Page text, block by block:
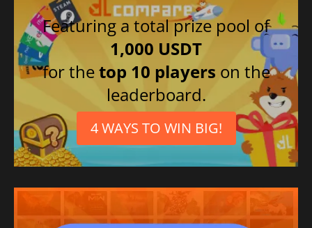
Featuring a total prize pool of
1,000 USDT
for thetop 10 players on the
leaderboard.
4 WAYS TO WIN BIG!